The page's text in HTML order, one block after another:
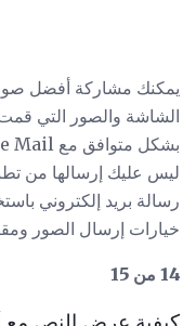
يمكنك مشاركة أفضل
الشاشة والصور التي
ليس عليك إرسالها من
رسالة بريد إلكتروني
خيارات إرسال الصور
14 من 15